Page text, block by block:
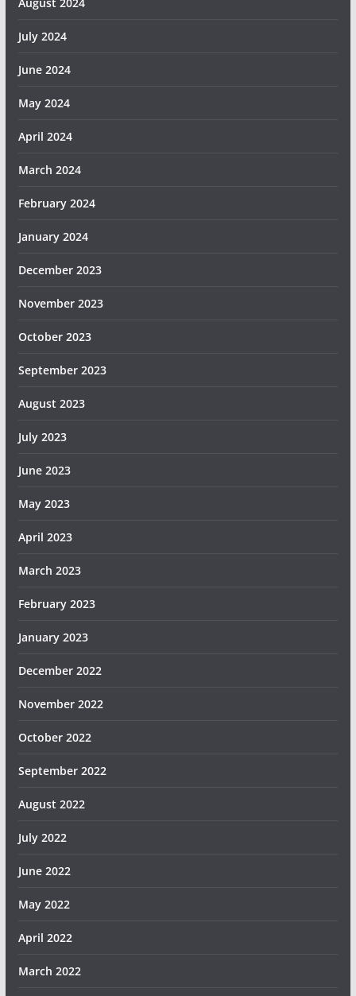
August 2024
July 2024
June 2024
May 2024
April 2024
March 2024
February 2024
January 2024
December 2023
November 2023
October 2023
September 2023
August 2023
July 2023
June 2023
May 2023
April 2023
March 2023
February 2023
January 2023
December 2022
November 2022
October 2022
September 2022
August 2022
July 2022
June 2022
May 2022
April 2022
March 2022